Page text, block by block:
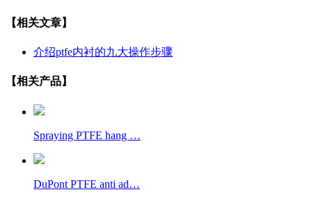
【相关文章】
介绍ptfe内衬的九大操作步骤
【相关产品】
Spraying PTFE hang …
DuPont PTFE anti ad…